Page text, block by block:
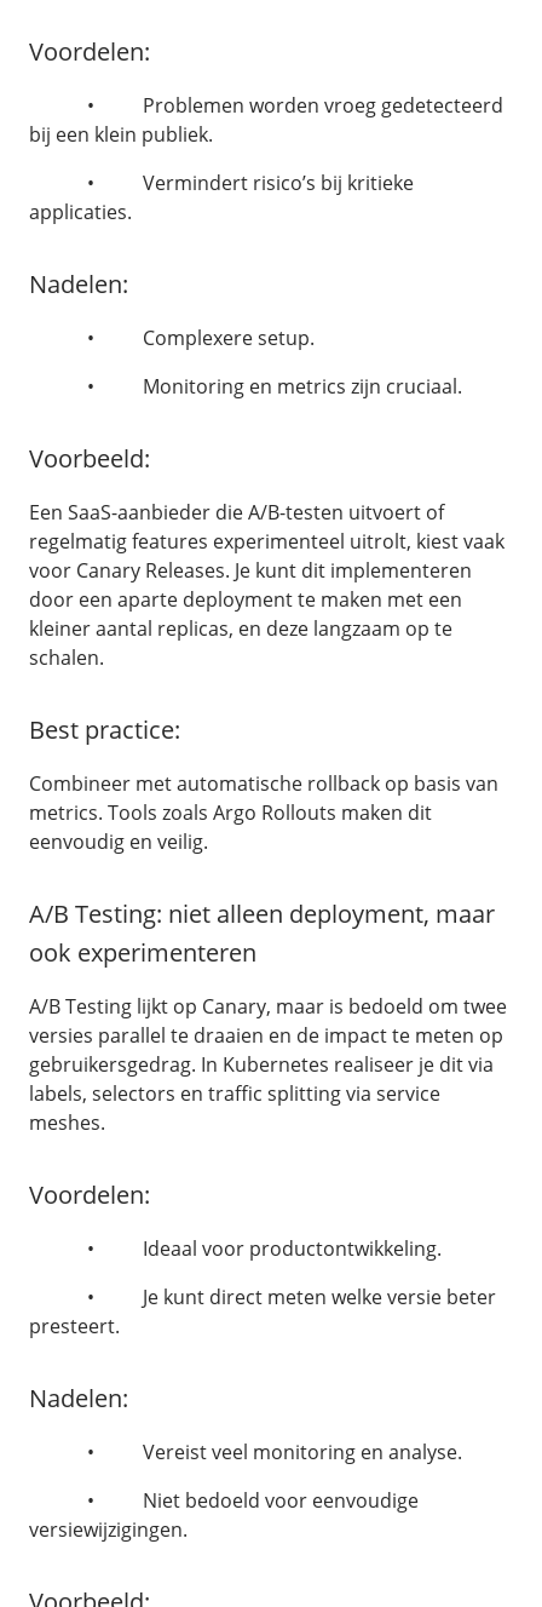
Patchman
Websitebouwer
Over ons
Legal & security
Nieuws
Blog
Webinars
Library
Controlepaneel
Voordelen:
• Problemen worden vroeg gedetecteerd
bij een klein publiek.
• Vermindert risico’s bij kritieke
applicaties.
Nadelen:
• Complexere setup.
• Monitoring en metrics zijn cruciaal.
Voorbeeld:
Een SaaS-aanbieder die A/B-testen uitvoert of
regelmatig features experimenteel uitrolt, kiest vaak
voor Canary Releases. Je kunt dit implementeren
door een aparte deployment te maken met een
kleiner aantal replicas, en deze langzaam op te
schalen.
Best practice:
Combineer met automatische rollback op basis van
metrics. Tools zoals Argo Rollouts maken dit
eenvoudig en veilig.
A/B Testing: niet alleen deployment, maar
ook experimenteren
A/B Testing lijkt op Canary, maar is bedoeld om twee
versies parallel te draaien en de impact te meten op
gebruikersgedrag. In Kubernetes realiseer je dit via
labels, selectors en traffic splitting via service
meshes.
Voordelen:
• Ideaal voor productontwikkeling.
• Je kunt direct meten welke versie beter
presteert.
Nadelen:
• Vereist veel monitoring en analyse.
• Niet bedoeld voor eenvoudige
versiewijzigingen.